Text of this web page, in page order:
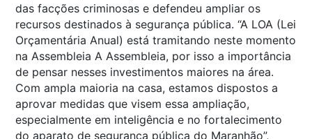
das facções criminosas e defendeu ampliar os
recursos destinados à segurança pública. “A LOA (Lei
Orçamentária Anual) está tramitando neste momento
na Assembleia A Assembleia, por isso a importância
de pensar nesses investimentos maiores na área.
Com ampla maioria na casa, estamos dispostos a
aprovar medidas que visem essa ampliação,
especialmente em inteligência e no fortalecimento
do aparato de segurança pública do Maranhão”,